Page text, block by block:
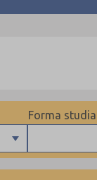
Forma studia